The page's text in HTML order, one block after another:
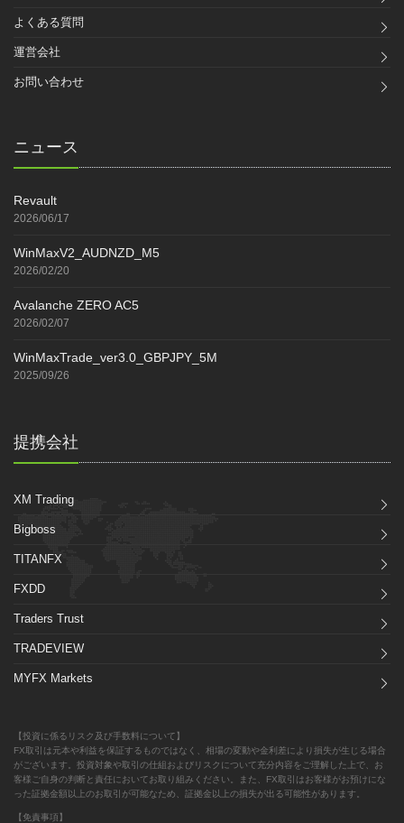
よくある質問
運営会社
お問い合わせ
ニュース
Revault
2026/06/17
WinMaxV2_AUDNZD_M5
2026/02/20
Avalanche ZERO AC5
2026/02/07
WinMaxTrade_ver3.0_GBPJPY_5M
2025/09/26
提携会社
XM Trading
Bigboss
TITANFX
FXDD
Traders Trust
TRADEVIEW
MYFX Markets
【投資に係るリスク及び手数料について】
FX取引は元本や利益を保証するものではなく、相場の変動や金利差により損失が生じる場合
がございます。投資対象や取引の仕組およびリスクについて充分内容をご理解した上で、お
客様ご自身の判断と責任においてお取り組みください。また、FX取引はお客様がお預けにな
った証拠金額以上のお取引が可能なため、証拠金以上の損失が出る可能性があります。
【免責事項】